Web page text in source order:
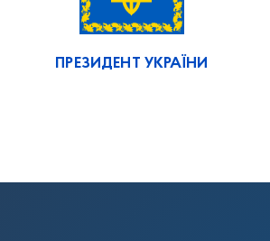
ПРЕЗИДЕНТ УКРАЇНИ